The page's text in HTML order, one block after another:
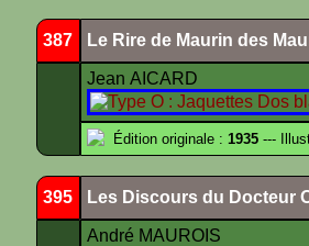
387 Le Rire de Maurin des
Jean AICARD
Édition originale : 1935 ---
395 Les Discours du Docteur
André MAUROIS